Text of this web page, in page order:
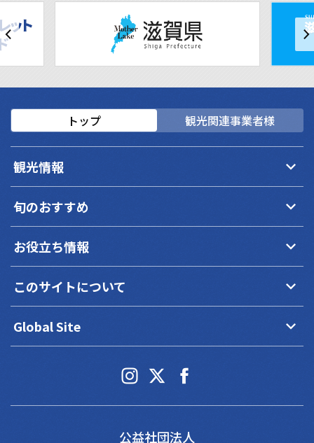
トップ 観光関連事業者様
観光情報 keyboard_arrow_down
旬のおすすめ keyboard_arrow_down
お役立ち情報 keyboard_arrow_down
このサイトについて keyboard_arrow_down
Global Site keyboard_arrow_down
公益社団法人